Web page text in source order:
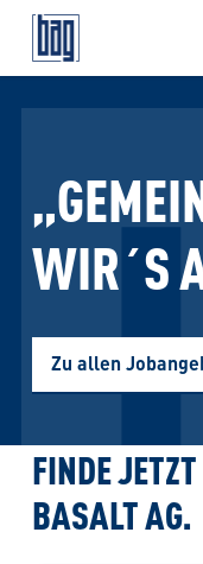
WIR´S
Zu allen
FINDE
BASALT AG.